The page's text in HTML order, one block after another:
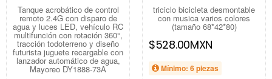
Tanque acrobático de control
remoto 2.4G con disparo de
agua y luces LED, vehículo RC
multifunción con rotación 360°,
tracción todoterreno y diseño
futurista juguete recargable con
lanzador automático de agua,
Mayoreo DY1888-73A
triciclo bicicleta desmontable
con musica varios colores
(tamaño 68*42*80)
$528.00MXN
Mínimo: 6 piezas